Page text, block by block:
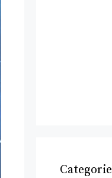
Categorie